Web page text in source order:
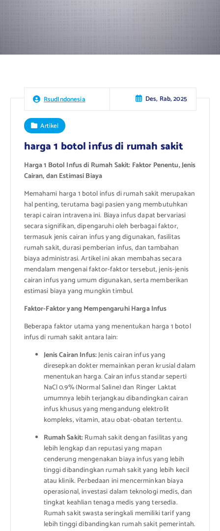
RsudIndonesia Des, Rab, 2025
Artikel
harga 1 botol infus di rumah sakit
Harga 1 Botol Infus di Rumah Sakit: Faktor Penentu, Jenis
Cairan, dan Estimasi Biaya
Memahami harga 1 botol infus di rumah sakit merupakan
hal penting, terutama bagi pasien yang membutuhkan
terapi cairan intravena ini. Biaya infus dapat bervariasi
secara signifikan, dipengaruhi oleh berbagai faktor,
termasuk jenis cairan infus yang digunakan, fasilitas
rumah sakit, durasi pemberian infus, dan tambahan
biaya administrasi. Artikel ini akan membahas secara
mendalam mengenai faktor-faktor tersebut, jenis-jenis
cairan infus yang umum digunakan, serta memberikan
estimasi biaya yang mungkin timbul.
Faktor-Faktor yang Mempengaruhi Harga Infus
Beberapa faktor utama yang menentukan harga 1 botol
infus di rumah sakit antara lain:
Jenis Cairan Infus:Jenis cairan infus yang
diresepkan dokter memainkan peran krusial dalam
menentukan harga. Cairan infus standar seperti
NaCl 0.9% (Normal Saline) dan Ringer Laktat
umumnya lebih terjangkau dibandingkan cairan
infus khusus yang mengandung elektrolit
kompleks, vitamin, atau obat-obatan tertentu.
Rumah Sakit:Rumah sakit dengan fasilitas yang
lebih lengkap dan reputasi yang mapan
cenderung mengenakan biaya infus yang lebih
tinggi dibandingkan rumah sakit yang lebih kecil
atau klinik. Perbedaan ini mencerminkan biaya
operasional, investasi dalam teknologi medis, dan
tingkat keahlian tenaga medis yang tersedia.
Rumah sakit swasta seringkali memiliki tarif yang
lebih tinggi dibandingkan rumah sakit pemerintah.